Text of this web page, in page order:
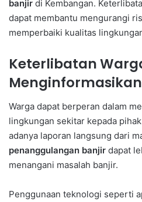
banjir di Kembangan.
dapat membantu mengurangi
memperbaiki kualitas
Keterlibatan
Menginformasikan
Warga dapat berperan dalam
lingkungan sekitar kepada
adanya laporan langsung dari
penanggulangan banjir dapat
menangani masalah banjir.
Penggunaan teknologi seperti